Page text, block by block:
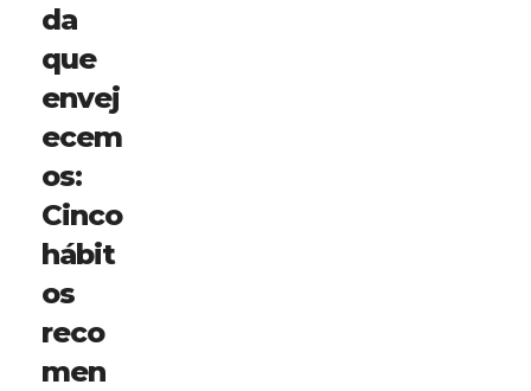
da
que
envej
ecem
os:
Cinco
hábit
os
reco
men